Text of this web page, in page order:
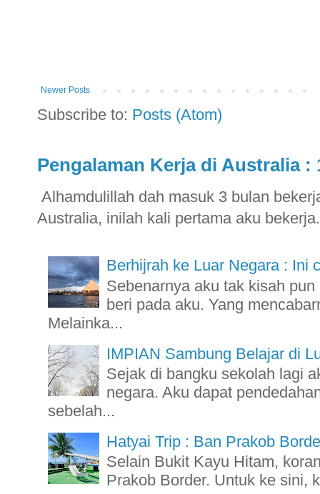
Newer Posts
Subscribe to: Posts (Atom)
Pengalaman Kerja di Australia :
Alhamdulillah dah masuk 3 bulan
Australia, inilah kali pertama aku
Berhijrah ke Luar Negara : Ini
Sebenarnya aku tak kisah
beri pada aku. Yang
Melainka...
IMPIAN Sambung Belajar di
Sejak di bangku sekolah lagi
negara. Aku dapat
sebelah...
Hatyai Trip : Ban Prakob
Selain Bukit Kayu Hitam,
Prakob Border. Untuk ke sini,